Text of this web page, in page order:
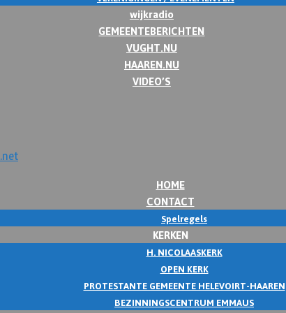
wijkradio
GEMEENTEBERICHTEN
VUGHT.NU
HAAREN.NU
VIDEO’S
HOME
CONTACT
Spelregels
KERKEN
H. NICOLAASKERK
OPEN KERK
PROTESTANTE GEMEENTE HELEVOIRT-HAAREN
BEZINNINGSCENTRUM EMMAUS